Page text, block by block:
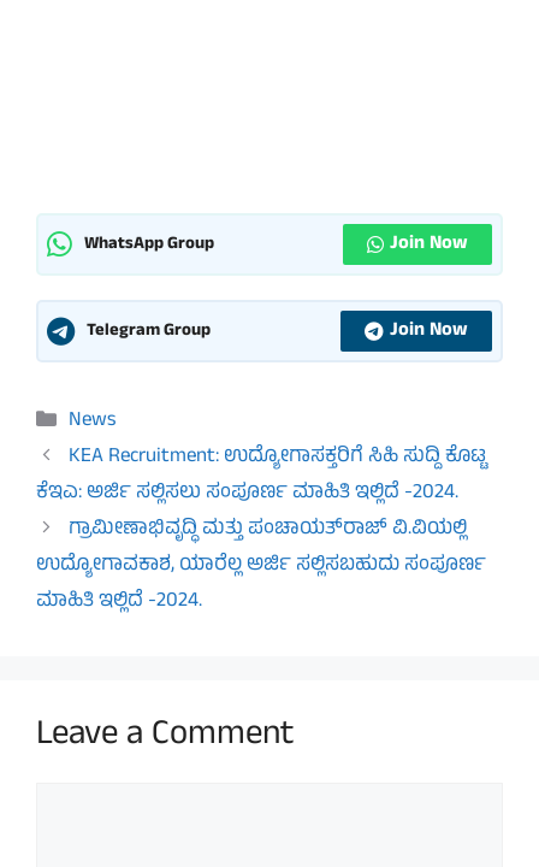
WhatsApp Group Join Now
Telegram Group Join Now
Categories
News
KEA Recruitment: ಉದ್ಯೋಗಾಸಕ್ತರಿಗೆ ಸಿಹಿ ಸುದ್ದಿ ಕೊಟ್ಟ
ಕೆಇಎ: ಅರ್ಜಿ ಸಲ್ಲಿಸಲು ಸಂಪೂರ್ಣ ಮಾಹಿತಿ ಇಲ್ಲಿದೆ -2024.
ಗ್ರಾಮೀಣಾಭಿವೃದ್ಧಿ ಮತ್ತು ಪಂಚಾಯತ್‌ರಾಜ್‌ ವಿ.ವಿಯಲ್ಲಿ
ಉದ್ಯೋಗಾವಕಾಶ, ಯಾರೆಲ್ಲ ಅರ್ಜಿ ಸಲ್ಲಿಸಬಹುದು ಸಂಪೂರ್ಣ
ಮಾಹಿತಿ ಇಲ್ಲಿದೆ -2024.
Leave a Comment